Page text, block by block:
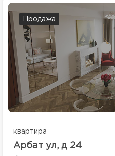
Продажа
квартира
Арбат ул, д 24